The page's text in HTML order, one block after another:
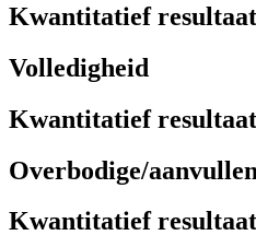
Kwantitatief resultaat
Volledigheid
Kwantitatief resultaat
Overbodige/
Kwantitatief resultaat